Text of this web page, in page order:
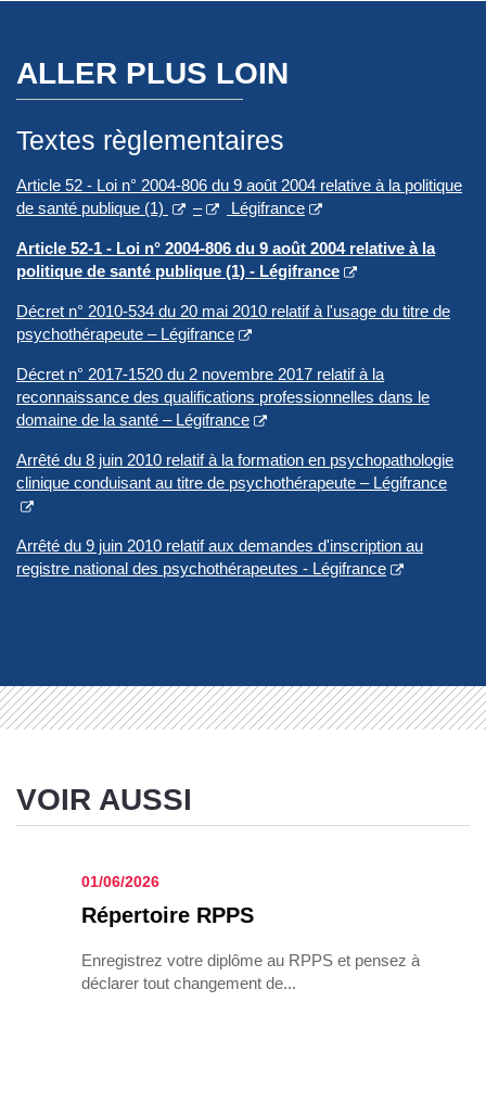
ALLER PLUS LOIN
Textes règlementaires
Article 52 - Loi n° 2004-806 du 9 août 2004 relative à la politique
de santé publique (1)
– Légifrance
Article 52-1 - Loi n° 2004-806 du 9 août 2004 relative à la
politique de santé publique (1) - Légifrance
Décret n° 2010-534 du 20 mai 2010 relatif à l'usage du titre de
psychothérapeute – Légifrance
Décret n° 2017-1520 du 2 novembre 2017 relatif à la
reconnaissance des qualifications professionnelles dans le
domaine de la santé – Légifrance
Arrêté du 8 juin 2010 relatif à la formation en psychopathologie
clinique conduisant au titre de psychothérapeute – Légifrance
Arrêté du 9 juin 2010 relatif aux demandes d'inscription au
registre national des psychothérapeutes - Légifrance
VOIR AUSSI
01/06/2026
Réper­toire RPPS
Enregistrez votre diplôme au RPPS et pensez à
déclarer tout changement de...